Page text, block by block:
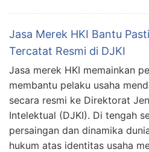
Jasa Merek HKI Bantu
Tercatat Resmi di DJKI
Jasa merek HKI memainkan
membantu pelaku usaha
secara resmi ke Direktorat
Intelektual (DJKI). Di tengah
persaingan dan dinamika
hukum atas identitas usaha